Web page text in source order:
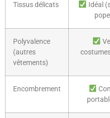
Tissus délicats
Idéal
Polyvalence
(autres
vêtements)
Encombrement